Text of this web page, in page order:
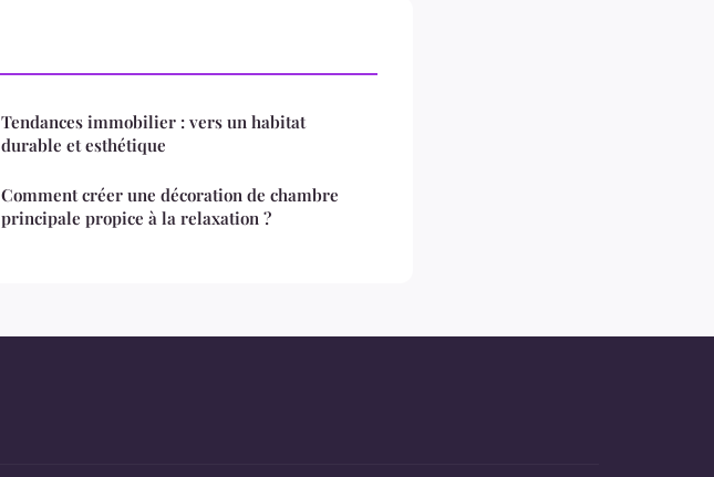
Tendances immobilier : vers un habitat
durable et esthétique
Comment créer une décoration de chambre
principale propice à la relaxation ?